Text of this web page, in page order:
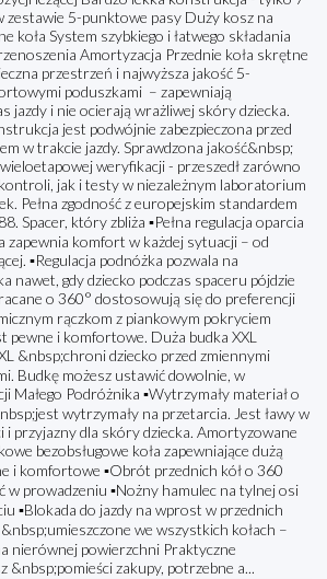
zestawie 5-punktowe pasy Duży kosz na
koła System szybkiego i łatwego składania
Amortyzacja Przednie koła skrętne
przestrzeń i najwyższa jakość 5-
poduszkami – zapewniają
jazdy i nie ocierają wrażliwej skóry dziecka.
jest podwójnie zabezpieczona przed
w trakcie jazdy. Sprawdzona jakość&nbsp;
weryfikacji - przeszedł zarówno
jak i testy w niezależnym laboratorium
Pełna zgodność z europejskim standardem
Spacer, który zbliża ▪️Pełna regulacja oparcia
zapewnia komfort w każdej sytuacji – od
▪️Regulacja podnóżka pozwala na
nawet, gdy dziecko podczas spaceru pójdzie
o 360° dostosowują się do preferencji
rączkom z piankowym pokryciem
pewne i komfortowe. Duża budka XXL
&nbsp;chroni dziecko przed zmiennymi
Budkę możesz ustawić dowolnie, w
Małego Podróżnika ▪️Wytrzymały materiał o
wytrzymały na przetarcia. Jest ławy w
i przyjazny dla skóry dziecka. Amortyzowane
bezobsługowe koła zapewniające dużą
i komfortowe ▪️Obrót przednich kół o 360
w prowadzeniu ▪️Nożny hamulec na tylnej osi
▪️Blokada do jazdy na wprost w przednich
we wszystkich kołach –
nierównej powierzchni Praktyczne
&nbsp;pomieści zakupy, potrzebne a...